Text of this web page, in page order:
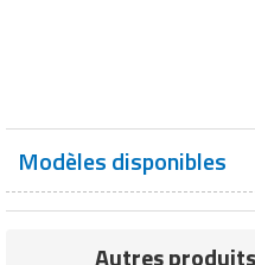
Modèles disponibles